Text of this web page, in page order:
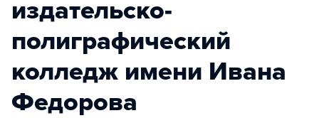
издательско-
полиграфический
колледж имени Ивана
Федорова